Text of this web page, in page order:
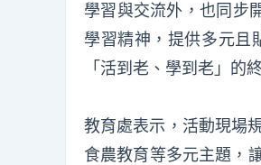
學習與交流外，也同步
學習精神，提供多元且
「活到老、學到老」的
教育處表示，活動現場
食農教育等多元主題，